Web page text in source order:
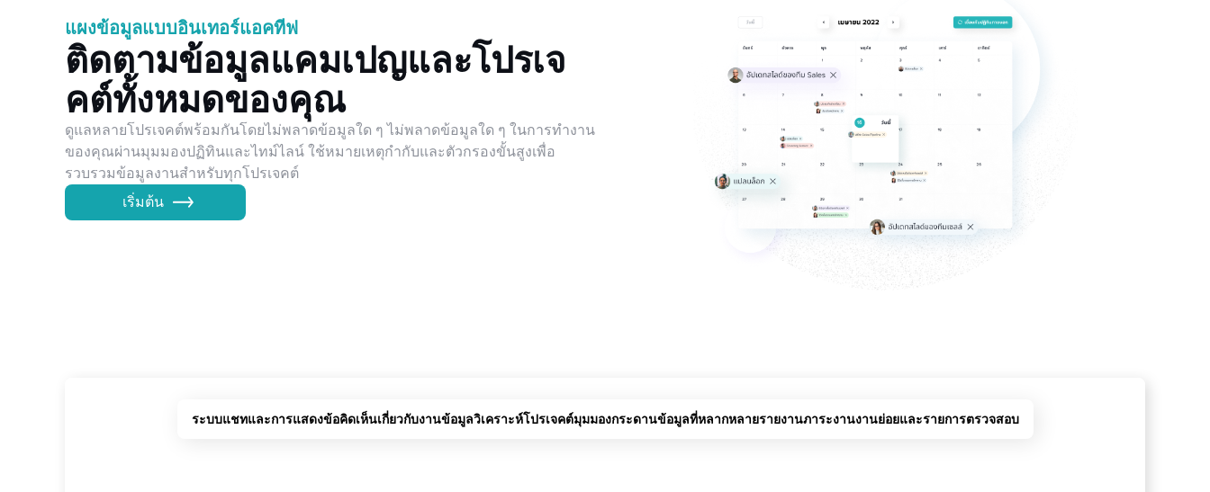
แผงข้อมูลแบบอินเทอร์แอคทีฟ
ติดตามข้อมูลแคมเปญและโปรเจ
คต์ทั้งหมดของคุณ
ดูแลหลายโปรเจคต์พร้อมกันโดยไม่พลาดข้อมูลใด ๆ ไม่พลาดข้อมูลใด ๆ ในการทำงาน
ของคุณผ่านมุมมองปฏิทินและไทม์ไลน์ ใช้หมายเหตุกำกับและตัวกรองขั้นสูงเพื่อ
รวบรวมข้อมูลงานสำหรับทุกโปรเจคต์
เริ่มต้น
ระบบแชทและการแสดงข้อคิดเห็นเกี่ยวกับงานข้อมูลวิเคราะห์โปรเจคต์มุมมองกระดานข้อมูลที่หลากหลายรายงานภาระงานงานย่อยและรายการตรวจสอบ